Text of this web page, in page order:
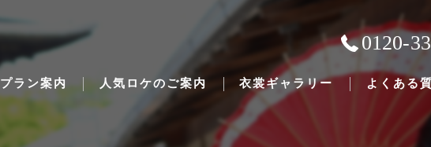
0120-
プラン案内 人気ロケのご案内 衣裳ギャラリー よくある